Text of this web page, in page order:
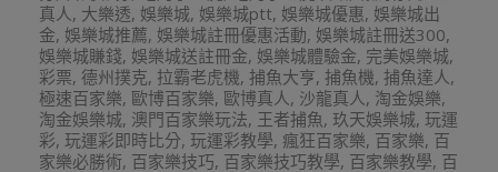
真人, 大樂透, 娛樂城, 娛樂城ptt, 娛樂城優惠, 娛樂城出
金, 娛樂城推薦, 娛樂城註冊優惠活動, 娛樂城註冊送300,
娛樂城賺錢, 娛樂城送註冊金, 娛樂城體驗金, 完美娛樂城,
彩票, 德州撲克, 拉霸老虎機, 捕魚大亨, 捕魚機, 捕魚達人,
極速百家樂, 歐博百家樂, 歐博真人, 沙龍真人, 淘金娛樂,
淘金娛樂城, 澳門百家樂玩法, 王者捕魚, 玖天娛樂城, 玩運
彩, 玩運彩即時比分, 玩運彩教學, 瘋狂百家樂, 百家樂, 百
家樂必勝術, 百家樂技巧, 百家樂技巧教學, 百家樂教學, 百